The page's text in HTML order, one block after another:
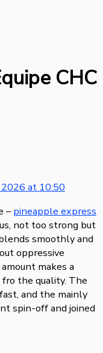
CHC
2026 at 10:50
–pineapple express
not too strong but
smoothly and
oppressive
makes a
the quality. The
and the mainly
spin-off and joined